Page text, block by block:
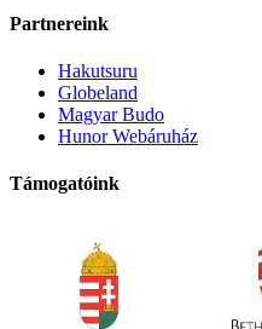
Partnereink
Hakutsuru
Globeland
Magyar Budo
Hunor Webáruház
Támogatóink